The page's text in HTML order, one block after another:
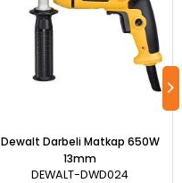
Dewalt Darbeli Matkap 650W
13mm
DEWALT-DWD024